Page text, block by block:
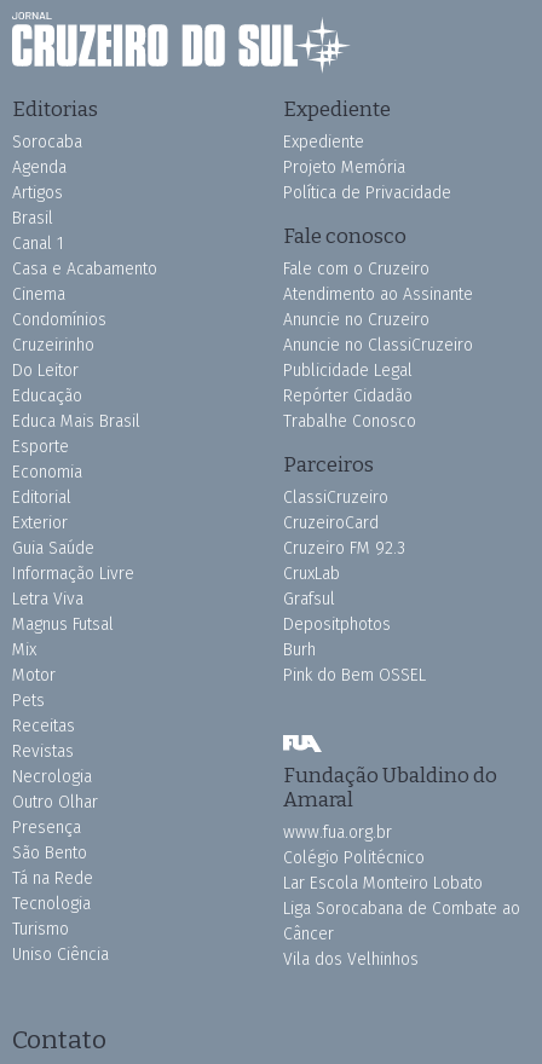
Editorias
Sorocaba
Agenda
Artigos
Brasil
Canal 1
Casa e Acabamento
Cinema
Condomínios
Cruzeirinho
Do Leitor
Educação
Educa Mais Brasil
Esporte
Economia
Editorial
Exterior
Guia Saúde
Informação Livre
Letra Viva
Magnus Futsal
Mix
Motor
Pets
Receitas
Revistas
Necrologia
Outro Olhar
Presença
São Bento
Tá na Rede
Tecnologia
Turismo
Uniso Ciência
Expediente
Expediente
Projeto Memória
Política de Privacidade
Fale conosco
Fale com o Cruzeiro
Atendimento ao Assinante
Anuncie no Cruzeiro
Anuncie no ClassiCruzeiro
Publicidade Legal
Repórter Cidadão
Trabalhe Conosco
Parceiros
ClassiCruzeiro
CruzeiroCard
Cruzeiro FM 92.3
CruxLab
Grafsul
Depositphotos
Burh
Pink do Bem OSSEL
Fundação Ubaldino do
Amaral
www.fua.org.br
Colégio Politécnico
Lar Escola Monteiro Lobato
Liga Sorocabana de Combate ao
Câncer
Vila dos Velhinhos
Contato